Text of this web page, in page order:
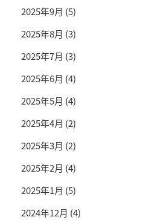
2025年9月 (5)
2025年8月 (3)
2025年7月 (3)
2025年6月 (4)
2025年5月 (4)
2025年4月 (2)
2025年3月 (2)
2025年2月 (4)
2025年1月 (5)
2024年12月 (4)